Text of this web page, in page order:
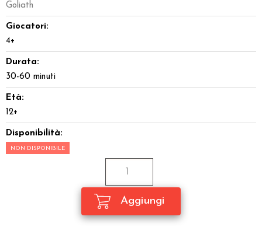
Goliath
Giocatori:
4+
Durata:
30-60 minuti
Età:
12+
Disponibilità:
NON DISPONIBILE